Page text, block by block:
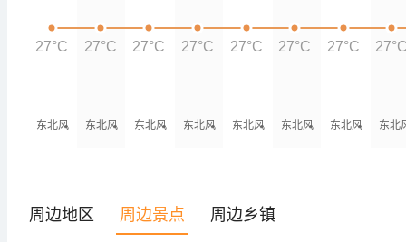
东北风 东北风 东北风 东北风 东北风 东北风 东北风 东北
27°C 27°C 27°C 27°C 27°C 27°C 27°C
周边地区 周边景点 周边乡镇